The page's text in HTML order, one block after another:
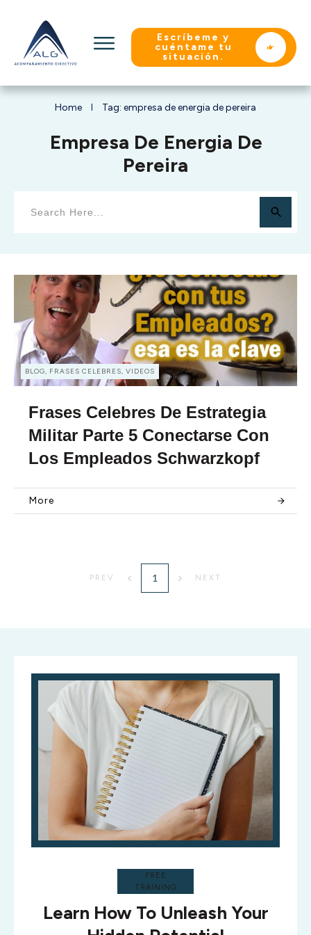
Escríbeme y
cuéntame tu
situación.
Home Tag: empresa de energia de pereira
Empresa De Energia De
Pereira
BLOG, FRASES CELEBRES, VIDEOS
Frases Celebres De Estrategia
Militar Parte 5 Conectarse Con
Los Empleados Schwarzkopf
More
PREV 1 NEXT
FREE
TRAINING
Learn How To Unleash Your